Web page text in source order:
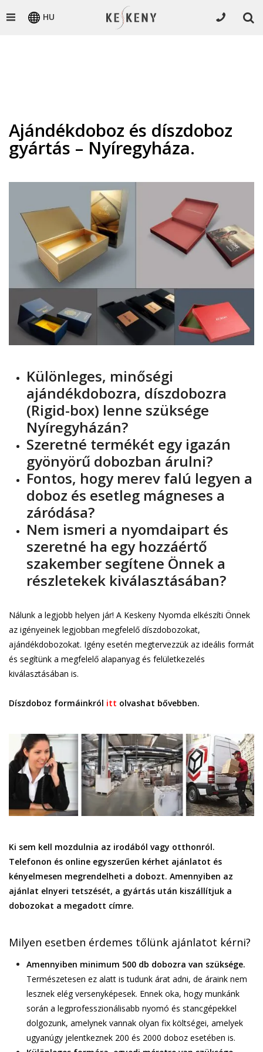
HU
Ajándékdoboz és díszdoboz
gyártás – Nyíregyháza.
Különleges, minőségi
ajándékdobozra, díszdobozra
(Rigid-box) lenne szüksége
Nyíregyházán?
Szeretné termékét egy igazán
gyönyörű dobozban árulni?
Fontos, hogy merev falú legyen a
doboz és esetleg mágneses a
záródása?
Nem ismeri a nyomdaipart és
szeretné ha egy hozzáértő
szakember segítene Önnek a
részletekek kiválasztásában?
Nálunk a legjobb helyen jár! A Keskeny Nyomda elkészíti Önnek
az igényeinek legjobban megfelelő díszdobozokat,
ajándékdobozokat. Igény esetén megtervezzük az ideális formát
és segítünk a megfelelő alapanyag és felületkezelés
kiválasztásában is.
Díszdoboz formáinkról itt olvashat bővebben.
Ki sem kell mozdulnia az irodából vagy otthonról.
Telefonon és online egyszerűen kérhet ajánlatot és
kényelmesen megrendelheti a dobozt. Amennyiben az
ajánlat elnyeri tetszését, a gyártás után kiszállítjuk a
dobozokat a megadott címre.
Milyen esetben érdemes tőlünk ajánlatot kérni?
Amennyiben minimum 500 db dobozra van szüksége.
Természetesen ez alatt is tudunk árat adni, de áraink nem
lesznek elég versenyképesek. Ennek oka, hogy munkánk
során a legprofesszionálisabb nyomó és stancgépekkel
dolgozunk, amelynek vannak olyan fix költségei, amelyek
ugyanúgy jelentkeznek 200 és 2000 doboz esetében is.